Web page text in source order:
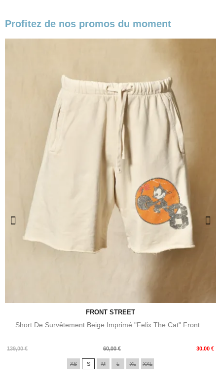
Profitez de nos promos du moment
FRONT STREET
Short De Survêtement Beige Imprimé "Felix The Cat" Front...
139,00 €
Prix
60,00 € 30,00 €
Prix
XS S M L XL XXL